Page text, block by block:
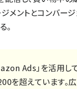
メントとコンバー
。
Ads」を活用し
を超えています。